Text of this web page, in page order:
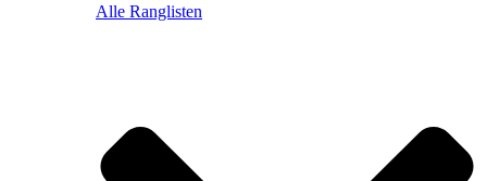
Alle Ranglisten